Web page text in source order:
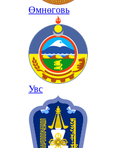
Өмнөговь
Увс